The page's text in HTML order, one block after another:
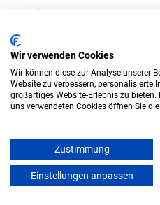
Kinder &
Duales Studium Soziale
Wir verwenden Cookies
Wir können diese zur Analyse unserer
Website zu verbessern, personalisierte
großartiges Website-Erlebnis zu
uns verwendeten Cookies öffnen Sie
Zustimmung
Einstellungen anpassen